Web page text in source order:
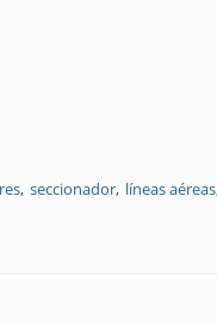
seccionador líneas aéreas